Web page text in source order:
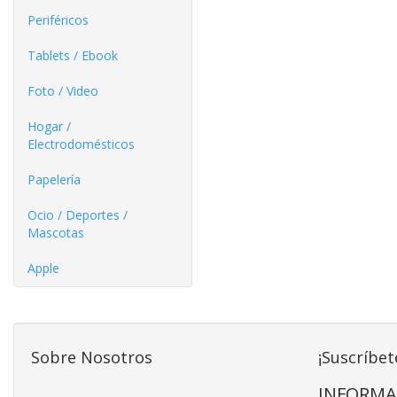
Periféricos
Tablets / Ebook
Foto / Video
Hogar /
Electrodomésticos
Papelería
Ocio / Deportes /
Mascotas
Apple
Sobre Nosotros